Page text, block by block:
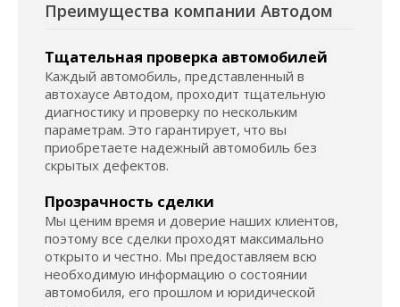
Преимущества компании Автодом
Тщательная проверка автомобилей
Каждый автомобиль, представленный в
автохаусе Автодом, проходит тщательную
диагностику и проверку по нескольким
параметрам. Это гарантирует, что вы
приобретаете надежный автомобиль без
скрытых дефектов.
Прозрачность сделки
Мы ценим время и доверие наших клиентов,
поэтому все сделки проходят максимально
открыто и честно. Мы предоставляем всю
необходимую информацию о состоянии
автомобиля, его прошлом и юридической